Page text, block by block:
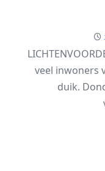
veel inwoners
duik.